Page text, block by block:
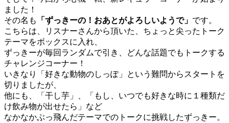
ました！
その名も
「ずっきーの！おあとがよろしいようで」 です。
こちらは、リスナーさんから頂いた、ちょっと尖ったトーク
テーマをボックスに入れ、
ずっきーが毎回ランダムで引き、どんな話題でもトークする
チャレンジコーナー！
いきなり「好きな動物のしっぽ」という難問からスタートを
切りましたが、
他にも、「干し芋」、「もし、いつでも好きな時に１種類だ
け飲み物が出せたら」など
なかなかぶっ飛んだテーマでのトークに挑戦したずっきー。